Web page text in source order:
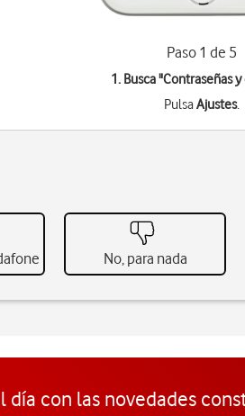
Paso 1 de 5
1. Busca "Contraseñas
PulsaAjustes.
No, para nada
día con las novedades